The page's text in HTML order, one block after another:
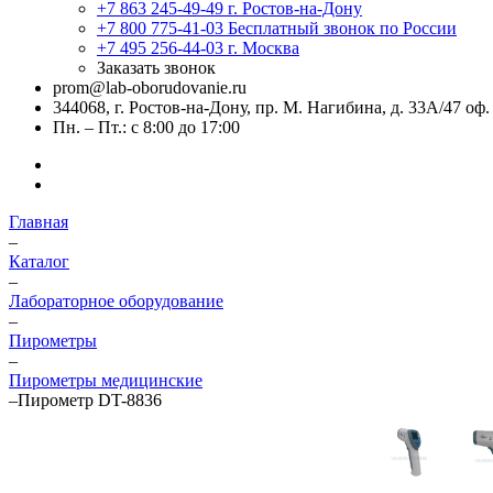
+7 863 245-49-49 г. Ростов-на-Дону
+7 800 775-41-03 Бесплатный звонок по России
+7 495 256-44-03 г. Москва
Заказать звонок
prom@lab-oborudovanie.ru
344068, г. Ростов-на-Дону, пр. М. Нагибина, д. 33А/47 оф.
Пн. – Пт.: с 8:00 до 17:00
Главная
–
Каталог
–
Лабораторное оборудование
–
Пирометры
–
Пирометры медицинские
–Пирометр DT-8836